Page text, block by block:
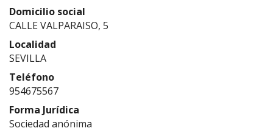
Domicilio social
CALLE VALPARAISO, 5
Localidad
SEVILLA
Teléfono
954675567
Forma Jurídica
Sociedad anónima